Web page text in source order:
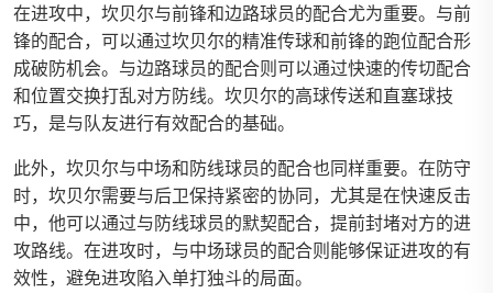
在进攻中，坎贝尔与前锋和边路球员的配合尤为重要。与前
锋的配合，可以通过坎贝尔的精准传球和前锋的跑位配合形
成破防机会。与边路球员的配合则可以通过快速的传切配合
和位置交换打乱对方防线。坎贝尔的高球传送和直塞球技
巧，是与队友进行有效配合的基础。
此外，坎贝尔与中场和防线球员的配合也同样重要。在防守
时，坎贝尔需要与后卫保持紧密的协同，尤其是在快速反击
中，他可以通过与防线球员的默契配合，提前封堵对方的进
攻路线。在进攻时，与中场球员的配合则能够保证进攻的有
效性，避免进攻陷入单打独斗的局面。